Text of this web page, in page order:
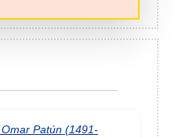
Patún (1491-